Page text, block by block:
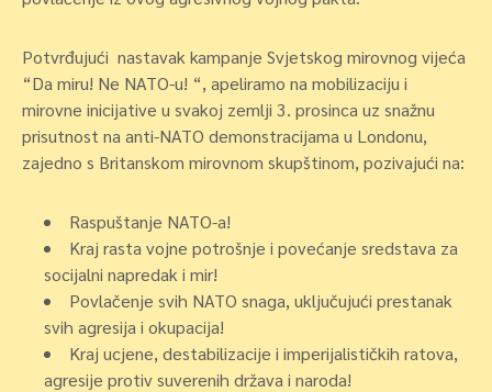
Potvrđujući nastavak kampanje Svjetskog mirovnog vijeća
“Da miru! Ne NATO-u! “, apeliramo na mobilizaciju i
mirovne inicijative u svakoj zemlji 3. prosinca uz snažnu
prisutnost na anti-NATO demonstracijama u Londonu,
zajedno s Britanskom mirovnom skupštinom, pozivajući na:
Raspuštanje NATO-a!
Kraj rasta vojne potrošnje i povećanje sredstava za
socijalni napredak i mir!
Povlačenje svih NATO snaga, uključujući prestanak
svih agresija i okupacija!
Kraj ucjene, destabilizacije i imperijalističkih ratova,
agresije protiv suverenih država i naroda!